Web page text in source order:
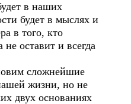
в наших
будет в мыслях и
в того, кто
не оставит и всегда
сложнейшие
жизни, но не
двух основаниях